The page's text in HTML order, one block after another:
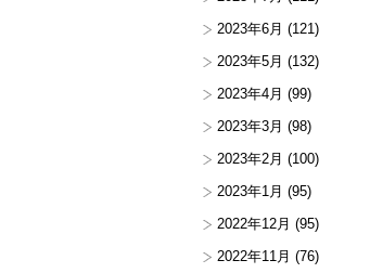
2023年6月 (121)
2023年5月 (132)
2023年4月 (99)
2023年3月 (98)
2023年2月 (100)
2023年1月 (95)
2022年12月 (95)
2022年11月 (76)